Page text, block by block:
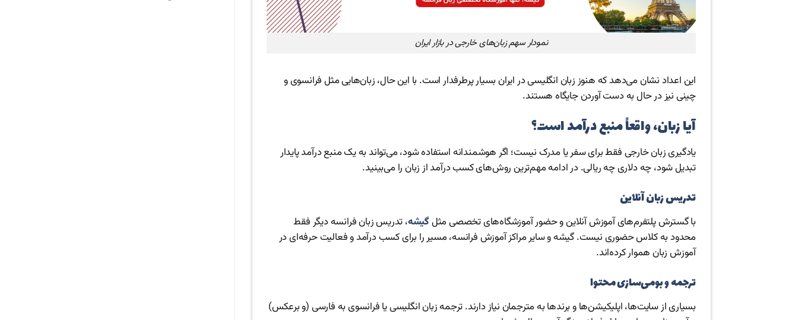
نمودار سهم زبان‌های خارجی در بازار ایران
این اعداد نشان می‌دهد که هنوز زبان انگلیسی در ایران بسیار پرطرفدار است. با این حال، زبان‌هایی مثل فرانسوی و
چینی نیز در حال به دست آوردن جایگاه هستند.
آیا زبان، واقعاً منبع درآمد است؟
یادگیری زبان خارجی فقط برای سفر یا مدرک نیست؛ اگر هوشمندانه استفاده شود، می‌تواند به یک منبع درآمد پایدار
تبدیل شود، چه دلاری چه ریالی. در ادامه مهم‌ترین روش‌های کسب درآمد از زبان را می‌بینید.
تدریس زبان آنلاین
با گسترش پلتفرم‌های آموزش آنلاین و حضور آموزشگاه‌های تخصصی مثلگیشه، تدریس زبان فرانسه دیگر فقط
محدود به کلاس حضوری نیست. گیشه و سایر مراکز آموزش فرانسه، مسیر را برای کسب درآمد و فعالیت حرفه‌ای در
آموزش زبان هموار کرده‌اند.
ترجمه و بومی‌سازی محتوا
بسیاری از سایت‌ها، اپلیکیشن‌ها و برندها به مترجمان نیاز دارند. ترجمه زبان انگلیسی یا فرانسوی به فارسی (و برعکس)